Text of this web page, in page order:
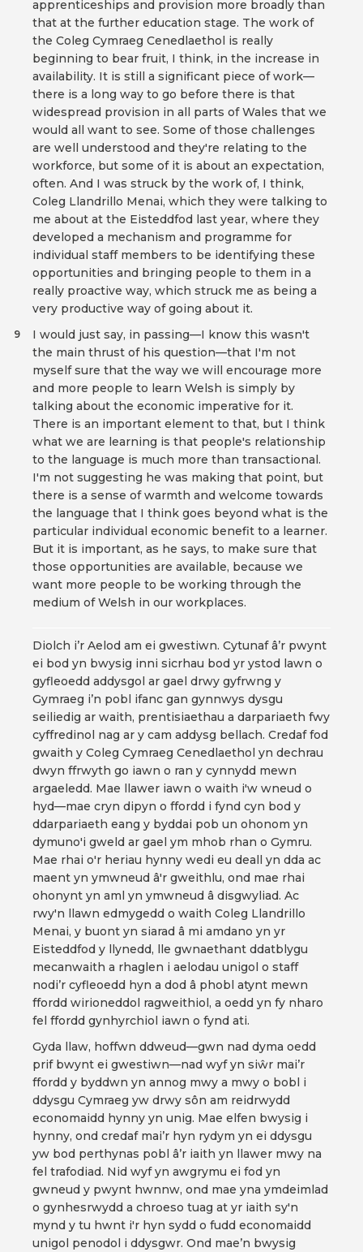
apprenticeships and provision more broadly than
that at the further education stage. The work of
the Coleg Cymraeg Cenedlaethol is really
beginning to bear fruit, I think, in the increase in
availability. It is still a significant piece of work—
there is a long way to go before there is that
widespread provision in all parts of Wales that we
would all want to see. Some of those challenges
are well understood and they're relating to the
workforce, but some of it is about an expectation,
often. And I was struck by the work of, I think,
Coleg Llandrillo Menai, which they were talking to
me about at the Eisteddfod last year, where they
developed a mechanism and programme for
individual staff members to be identifying these
opportunities and bringing people to them in a
really proactive way, which struck me as being a
very productive way of going about it.
I would just say, in passing—I know this wasn't
the main thrust of his question—that I'm not
myself sure that the way we will encourage more
and more people to learn Welsh is simply by
talking about the economic imperative for it.
There is an important element to that, but I think
what we are learning is that people's relationship
to the language is much more than transactional.
I'm not suggesting he was making that point, but
there is a sense of warmth and welcome towards
the language that I think goes beyond what is the
particular individual economic benefit to a learner.
But it is important, as he says, to make sure that
those opportunities are available, because we
want more people to be working through the
medium of Welsh in our workplaces.
9
Diolch i’r Aelod am ei gwestiwn. Cytunaf â’r pwynt
ei bod yn bwysig inni sicrhau bod yr ystod lawn o
gyfleoedd addysgol ar gael drwy gyfrwng y
Gymraeg i’n pobl ifanc gan gynnwys dysgu
seiliedig ar waith, prentisiaethau a darpariaeth fwy
cyffredinol nag ar y cam addysg bellach. Credaf fod
gwaith y Coleg Cymraeg Cenedlaethol yn dechrau
dwyn ffrwyth go iawn o ran y cynnydd mewn
argaeledd. Mae llawer iawn o waith i'w wneud o
hyd—mae cryn dipyn o ffordd i fynd cyn bod y
ddarpariaeth eang y byddai pob un ohonom yn
dymuno'i gweld ar gael ym mhob rhan o Gymru.
Mae rhai o'r heriau hynny wedi eu deall yn dda ac
maent yn ymwneud â'r gweithlu, ond mae rhai
ohonynt yn aml yn ymwneud â disgwyliad. Ac
rwy'n llawn edmygedd o waith Coleg Llandrillo
Menai, y buont yn siarad â mi amdano yn yr
Eisteddfod y llynedd, lle gwnaethant ddatblygu
mecanwaith a rhaglen i aelodau unigol o staff
nodi’r cyfleoedd hyn a dod â phobl atynt mewn
ffordd wirioneddol ragweithiol, a oedd yn fy nharo
fel ffordd gynhyrchiol iawn o fynd ati.
Gyda llaw, hoffwn ddweud—gwn nad dyma oedd
prif bwynt ei gwestiwn—nad wyf yn siŵr mai’r
ffordd y byddwn yn annog mwy a mwy o bobl i
ddysgu Cymraeg yw drwy sôn am reidrwydd
economaidd hynny yn unig. Mae elfen bwysig i
hynny, ond credaf mai’r hyn rydym yn ei ddysgu
yw bod perthynas pobl â’r iaith yn llawer mwy na
fel trafodiad. Nid wyf yn awgrymu ei fod yn
gwneud y pwynt hwnnw, ond mae yna ymdeimlad
o gynhesrwydd a chroeso tuag at yr iaith sy'n
mynd y tu hwnt i'r hyn sydd o fudd economaidd
unigol penodol i ddysgwr. Ond mae’n bwysig